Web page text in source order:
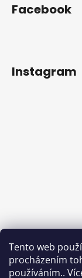
Tento web
procházením
používáním..
Facebook
Instagram